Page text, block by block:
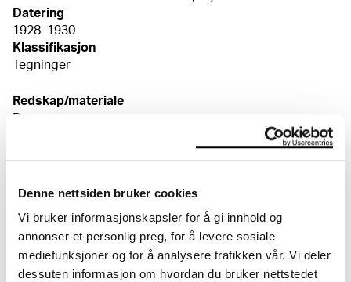
Denne nettsiden bruker cookies
Vi bruker informasjonskapsler for å gi innhold og
annonser et personlig preg, for å levere sosiale
mediefunksjoner og for å analysere trafikken vår. Vi deler
dessuten informasjon om hvordan du bruker nettstedet
Datering
1928–1930
Klassifikasjon
Tegninger
Redskap/materiale
Penn
Kreditering
Om verkskatalogen